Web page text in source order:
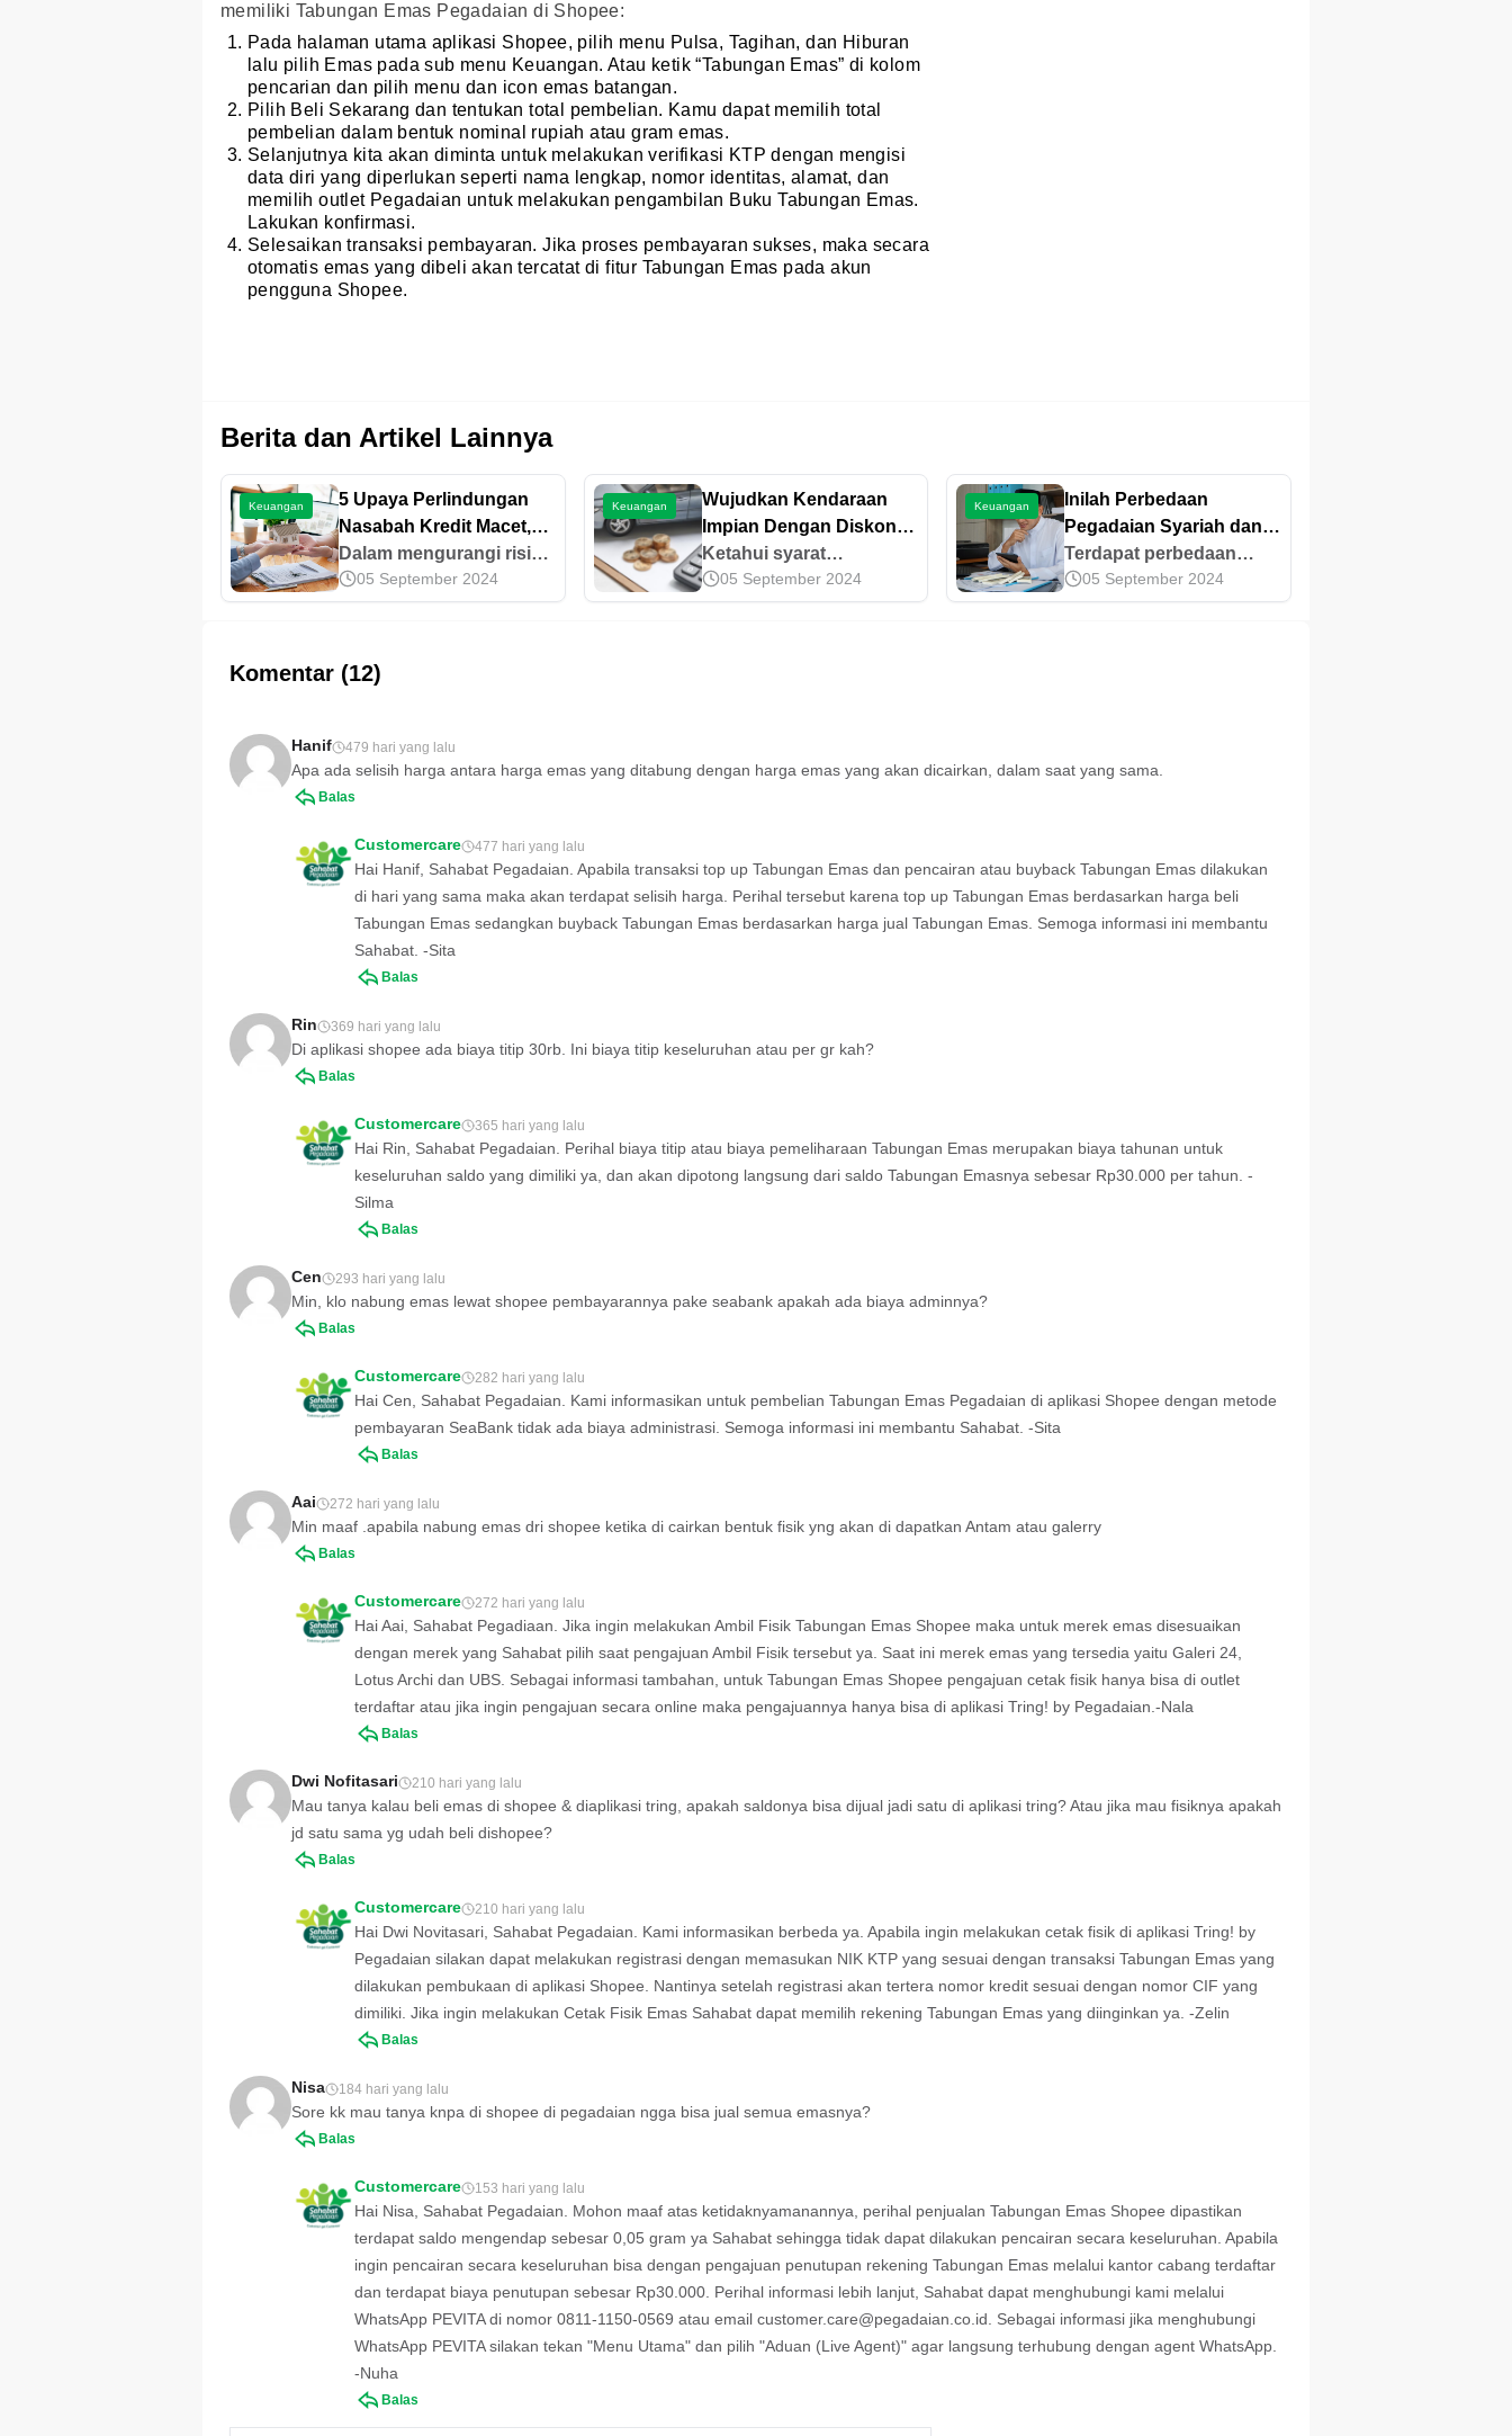
memiliki Tabungan Emas Pegadaian di Shopee:
Pada halaman utama aplikasi Shopee, pilih menu Pulsa, Tagihan, dan Hiburan
lalu pilih Emas pada sub menu Keuangan. Atau ketik “Tabungan Emas” di kolom
pencarian dan pilih menu dan icon emas batangan.
Pilih Beli Sekarang dan tentukan total pembelian. Kamu dapat memilih total
pembelian dalam bentuk nominal rupiah atau gram emas.
Selanjutnya kita akan diminta untuk melakukan verifikasi KTP dengan mengisi
data diri yang diperlukan seperti nama lengkap, nomor identitas, alamat, dan
memilih outlet Pegadaian untuk melakukan pengambilan Buku Tabungan Emas.
Lakukan konfirmasi.
Selesaikan transaksi pembayaran. Jika proses pembayaran sukses, maka secara
otomatis emas yang dibeli akan tercatat di fitur Tabungan Emas pada akun
pengguna Shopee.
Berita dan Artikel Lainnya
Keuangan
5 Upaya Perlindungan
Nasabah Kredit Macet,
Wajib Tahu!
Dalam mengurangi risiko
gagal bayar, beberapa
upaya perlindungan
dilakukan, salah satunya
restrukturisasi. Simak di
05 September 2024
Keuangan
Wujudkan Kendaraan
Impian Dengan Diskon
Angsuran
Ketahui syarat
pengajuan Cicil
Kendaraan
eksisting maupun
05 September 2024
Keuangan
Inilah Perbedaan
Pegadaian Syariah dan
Konvensional, Catat!
Terdapat perbedaan
Pegadaian Syariah dan
Konvensional yang
ini!
05 September 2024
Komentar (12)
Hanif 479 hari yang lalu
Apa ada selisih harga antara harga emas yang ditabung dengan harga emas yang akan dicairkan, dalam saat yang sama.
Balas
Customercare 477 hari yang lalu
Hai Hanif, Sahabat Pegadaian. Apabila transaksi top up Tabungan Emas dan pencairan atau buyback Tabungan Emas dilakukan
di hari yang sama maka akan terdapat selisih harga. Perihal tersebut karena top up Tabungan Emas berdasarkan harga beli
Tabungan Emas sedangkan buyback Tabungan Emas berdasarkan harga jual Tabungan Emas. Semoga informasi ini membantu
Sahabat. -Sita
Balas
Rin 369 hari yang lalu
Di aplikasi shopee ada biaya titip 30rb. Ini biaya titip keseluruhan atau per gr kah?
Balas
Customercare 365 hari yang lalu
Hai Rin, Sahabat Pegadaian. Perihal biaya titip atau biaya pemeliharaan Tabungan Emas merupakan biaya tahunan untuk
keseluruhan saldo yang dimiliki ya, dan akan dipotong langsung dari saldo Tabungan Emasnya sebesar Rp30.000 per tahun. -
Silma
Balas
Cen 293 hari yang lalu
Min, klo nabung emas lewat shopee pembayarannya pake seabank apakah ada biaya adminnya?
Balas
Customercare 282 hari yang lalu
Hai Cen, Sahabat Pegadaian. Kami informasikan untuk pembelian Tabungan Emas Pegadaian di aplikasi Shopee dengan metode
pembayaran SeaBank tidak ada biaya administrasi. Semoga informasi ini membantu Sahabat. -Sita
Balas
Aai 272 hari yang lalu
Min maaf .apabila nabung emas dri shopee ketika di cairkan bentuk fisik yng akan di dapatkan Antam atau galerry
Balas
Customercare 272 hari yang lalu
Hai Aai, Sahabat Pegadiaan. Jika ingin melakukan Ambil Fisik Tabungan Emas Shopee maka untuk merek emas disesuaikan
dengan merek yang Sahabat pilih saat pengajuan Ambil Fisik tersebut ya. Saat ini merek emas yang tersedia yaitu Galeri 24,
Lotus Archi dan UBS. Sebagai informasi tambahan, untuk Tabungan Emas Shopee pengajuan cetak fisik hanya bisa di outlet
terdaftar atau jika ingin pengajuan secara online maka pengajuannya hanya bisa di aplikasi Tring! by Pegadaian.-Nala
Balas
Dwi Nofitasari 210 hari yang lalu
Mau tanya kalau beli emas di shopee & diaplikasi tring, apakah saldonya bisa dijual jadi satu di aplikasi tring? Atau jika mau fisiknya apakah
jd satu sama yg udah beli dishopee?
Balas
Customercare 210 hari yang lalu
Hai Dwi Novitasari, Sahabat Pegadaian. Kami informasikan berbeda ya. Apabila ingin melakukan cetak fisik di aplikasi Tring! by
Pegadaian silakan dapat melakukan registrasi dengan memasukan NIK KTP yang sesuai dengan transaksi Tabungan Emas yang
dilakukan pembukaan di aplikasi Shopee. Nantinya setelah registrasi akan tertera nomor kredit sesuai dengan nomor CIF yang
dimiliki. Jika ingin melakukan Cetak Fisik Emas Sahabat dapat memilih rekening Tabungan Emas yang diinginkan ya. -Zelin
Balas
Nisa 184 hari yang lalu
Sore kk mau tanya knpa di shopee di pegadaian ngga bisa jual semua emasnya?
Balas
Customercare 153 hari yang lalu
Hai Nisa, Sahabat Pegadaian. Mohon maaf atas ketidaknyamanannya, perihal penjualan Tabungan Emas Shopee dipastikan
terdapat saldo mengendap sebesar 0,05 gram ya Sahabat sehingga tidak dapat dilakukan pencairan secara keseluruhan. Apabila
ingin pencairan secara keseluruhan bisa dengan pengajuan penutupan rekening Tabungan Emas melalui kantor cabang terdaftar
dan terdapat biaya penutupan sebesar Rp30.000. Perihal informasi lebih lanjut, Sahabat dapat menghubungi kami melalui
WhatsApp PEVITA di nomor 0811-1150-0569 atau email customer.care@pegadaian.co.id. Sebagai informasi jika menghubungi
WhatsApp PEVITA silakan tekan "Menu Utama" dan pilih "Aduan (Live Agent)" agar langsung terhubung dengan agent WhatsApp.
-Nuha
Balas